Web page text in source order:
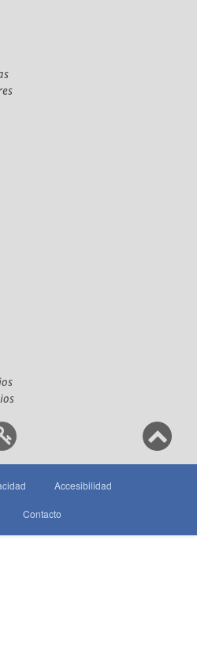
Accesibilidad
Contacto